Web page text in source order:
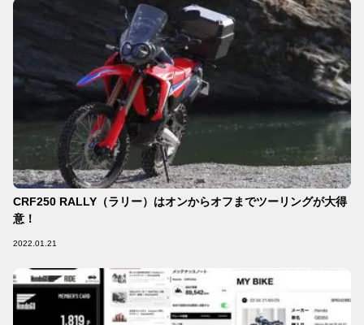
CRF250 RALLY（ラリー）はオンからオフまでツーリングが大得
意！
2022.01.21